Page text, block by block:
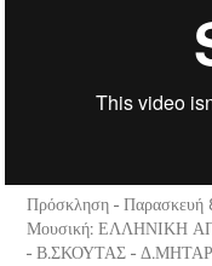
Πρόσκληση -
Μουσική: ΕΛΛΗΝΙΚΗ
- Β.ΣΚΟΥΤΑΣ -